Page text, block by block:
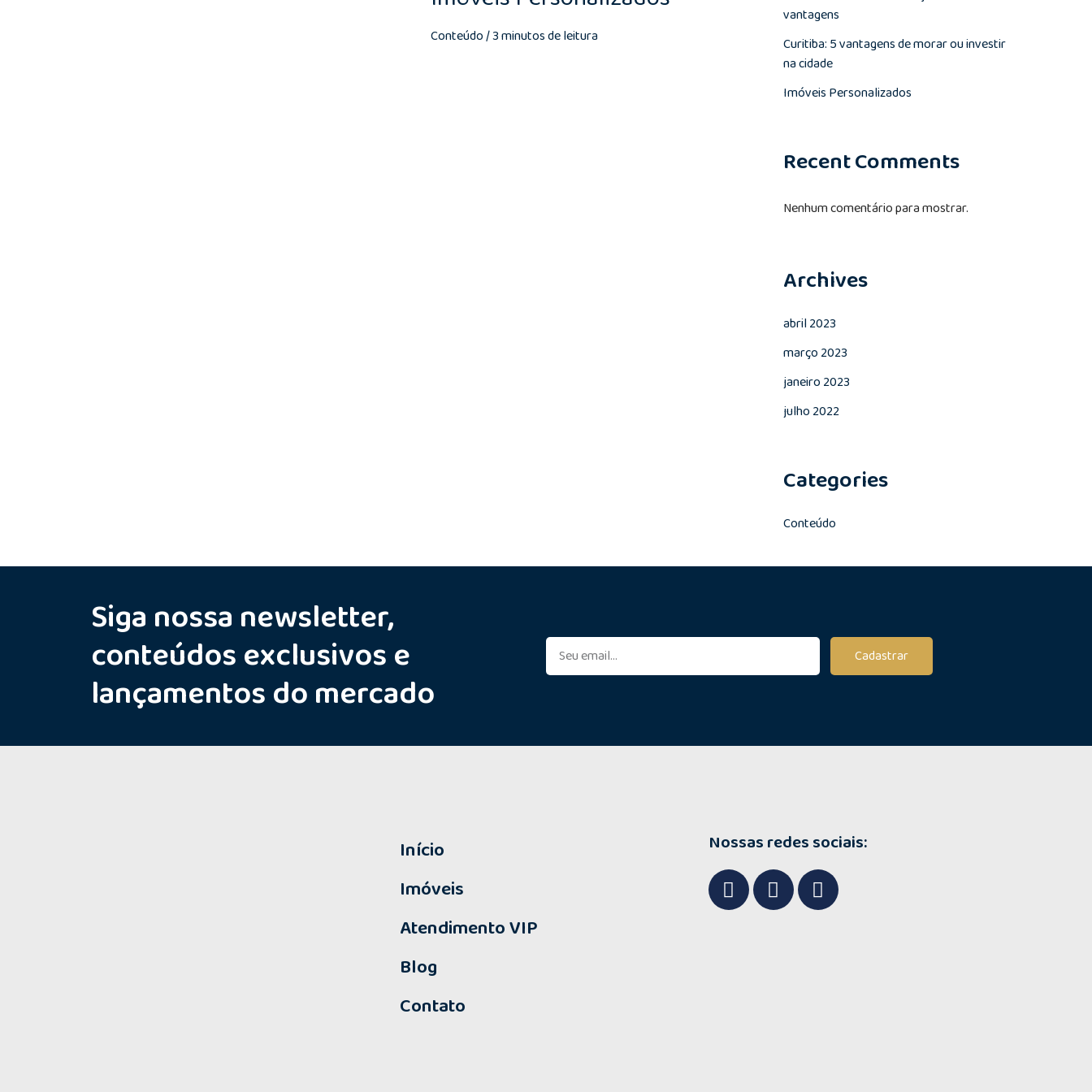
Conteúdo/3 minutos de leitura
vantagens
Curitiba: 5 vantagens de morar ou investir
na cidade
Imóveis Personalizados
Recent Comments
Nenhum comentário para mostrar.
Archives
abril 2023
março 2023
janeiro 2023
julho 2022
Categories
Conteúdo
Siga nossa newsletter,
conteúdos exclusivos e
lançamentos do mercado
Cadastrar
Início
Imóveis
Atendimento VIP
Blog
Contato
Nossas redes sociais: